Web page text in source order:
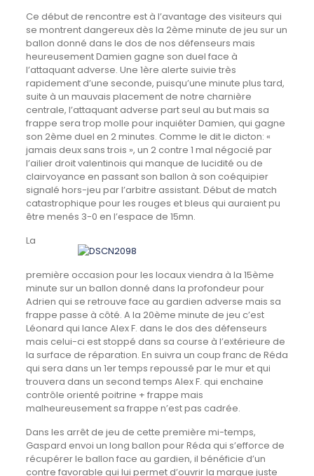
Ce début de rencontre est à l’avantage des visiteurs qui
se montrent dangereux dès la 2ème minute de jeu sur un
ballon donné dans le dos de nos défenseurs mais
heureusement Damien gagne son duel face à
l’attaquant adverse. Une 1ère alerte suivie très
rapidement d’une seconde, puisqu’une minute plus tard,
suite à un mauvais placement de notre charnière
centrale, l’attaquant adverse part seul au but mais sa
frappe sera trop molle pour inquiéter Damien, qui gagne
son 2ème duel en 2 minutes. Comme le dit le dicton: «
jamais deux sans trois », un 2 contre 1 mal négocié par
l’ailier droit valentinois qui manque de lucidité ou de
clairvoyance en passant son ballon à son coéquipier
signalé hors-jeu par l’arbitre assistant. Début de match
catastrophique pour les rouges et bleus qui auraient pu
être menés 3-0 en l’espace de 15mn.
La
première occasion pour les locaux viendra à la 15ème
minute sur un ballon donné dans la profondeur pour
Adrien qui se retrouve face au gardien adverse mais sa
frappe passe à côté. A la 20ème minute de jeu c’est
Léonard qui lance Alex F. dans le dos des défenseurs
mais celui-ci est stoppé dans sa course à l’extérieure de
la surface de réparation. En suivra un coup franc de Réda
qui sera dans un 1er temps repoussé par le mur et qui
trouvera dans un second temps Alex F. qui enchaine
contrôle orienté poitrine + frappe mais
malheureusement sa frappe n’est pas cadrée.
Dans les arrêt de jeu de cette première mi-temps,
Gaspard envoi un long ballon pour Réda qui s’efforce de
récupérer le ballon face au gardien, il bénéficie d’un
contre favorable qui lui permet d’ouvrir la marque juste